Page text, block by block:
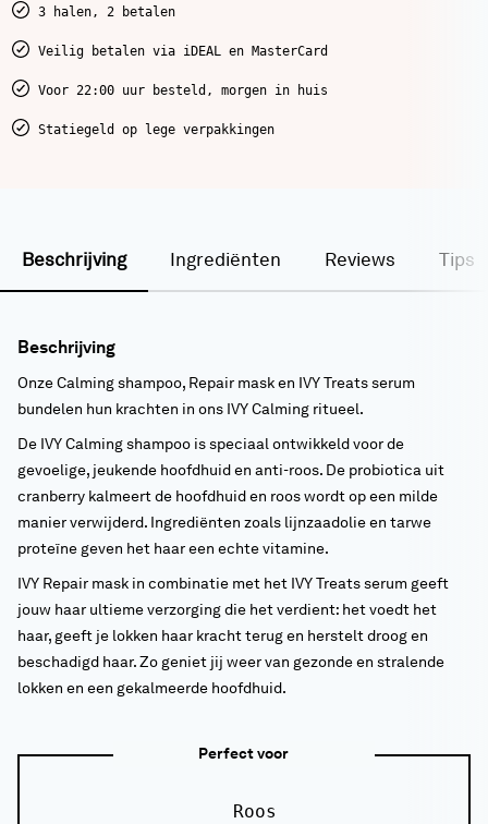
3 halen, 2 betalen
Veilig betalen via iDEAL en MasterCard
Voor 22:00 uur besteld, morgen in huis
Statiegeld op lege verpakkingen
Beschrijving Ingrediënten Reviews Tips
Beschrijving
Onze Calming shampoo, Repair mask en IVY Treats serum
bundelen hun krachten in ons IVY Calming ritueel.
De IVY Calming shampoo is speciaal ontwikkeld voor de
gevoelige, jeukende hoofdhuid en anti-roos. De probiotica uit
cranberry kalmeert de hoofdhuid en roos wordt op een milde
manier verwijderd. Ingrediënten zoals lijnzaadolie en tarwe
proteïne geven het haar een echte vitamine.
IVY Repair mask in combinatie met het IVY Treats serum geeft
jouw haar ultieme verzorging die het verdient: het voedt het
haar, geeft je lokken haar kracht terug en herstelt droog en
beschadigd haar. Zo geniet jij weer van gezonde en stralende
lokken en een gekalmeerde hoofdhuid.
Perfect voor
Roos